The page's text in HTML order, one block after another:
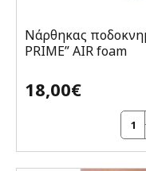
Νάρθηκας
PRIME” AIR foam
18,00€